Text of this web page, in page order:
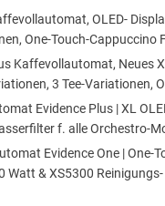
OLED-
One-Touch-Cappuccino
Kaffevollautomat, Neues
3 Tee-Variationen,
Evidence Plus | XL
f. alle Orchestro-
Evidence One | One-
Watt & XS5300